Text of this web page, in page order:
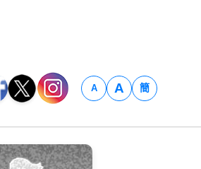
A A 簡